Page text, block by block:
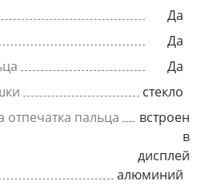
Да
Да
Да
стекло
пальца
встроен
в
дисплей
алюминий